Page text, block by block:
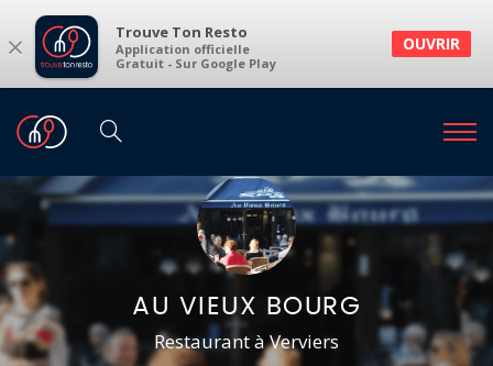
× Trouve Ton Resto
Application officielle
Gratuit - Sur Google Play
OUVRIR
AU VIEUX BOURG
Restaurant à Verviers